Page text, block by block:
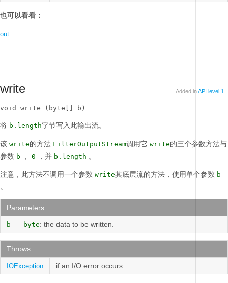
也可以看看：
out
write Added inAPI level 1
void write (byte[] b)
将 b.length字节写入此输出流。
该 write的方法 FilterOutputStream调用它 write的三个参数方法与
参数 b ， 0 ，并 b.length 。
注意，此方法不调用一个参数 write其底层流的方法，使用单个参数 b
。
Parameters
b byte: the data to be written.
Throws
IOException if an I/O error occurs.